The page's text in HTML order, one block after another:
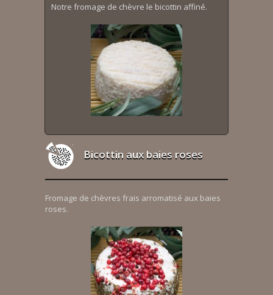
Notre fromage de chèvre le bicottin affiné.
Bicottin aux baies roses
Fromage de chèvres frais arromatisé aux baies
roses.